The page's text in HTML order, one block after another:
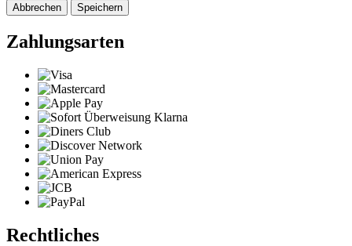
Abbrechen Speichern
Zahlungsarten
Rechtliches